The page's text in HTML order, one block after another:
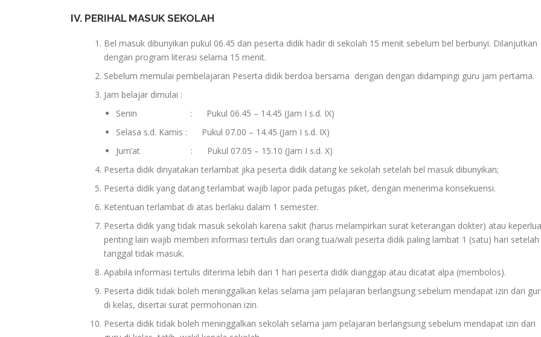
IV. PERIHAL MASUK SEKOLAH
Bel masuk dibunyikan pukul 06.45 dan peserta didik hadir di sekolah 15 menit sebelum bel berbunyi. Dilanjutkan
dengan program literasi selama 15 menit.
Sebelum memulai pembelajaran Peserta didik berdoa bersama dengan dengan didampingi guru jam pertama.
Jam belajar dimulai :
Senin : Pukul 06.45 – 14.45 (Jam I s.d. IX)
Selasa s.d. Kamis : Pukul 07.00 – 14.45 (Jam I s.d. IX)
Jum’at : Pukul 07.05 – 15.10 (Jam I s.d. X)
Peserta didik dinyatakan terlambat jika peserta didik datang ke sekolah setelah bel masuk dibunyikan;
Peserta didik yang datang terlambat wajib lapor pada petugas piket, dengan menerima konsekuensi.
Ketentuan terlambat di atas berlaku dalam 1 semester.
Peserta didik yang tidak masuk sekolah karena sakit (harus melampirkan surat keterangan dokter) atau
penting lain wajib memberi informasi tertulis dari orang tua/wali peserta didik paling lambat 1 (satu) hari setelah
tanggal tidak masuk.
Apabila informasi tertulis diterima lebih dari 1 hari peserta didik dianggap atau dicatat alpa (membolos).
Peserta didik tidak boleh meninggalkan kelas selama jam pelajaran berlangsung sebelum mendapat izin dari
di kelas, disertai surat permohonan izin.
Peserta didik tidak boleh meninggalkan sekolah selama jam pelajaran berlangsung sebelum mendapat izin dari